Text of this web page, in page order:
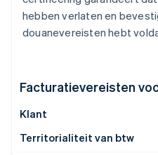
hebben verlaten en
douanevereisten hebt
Facturatievereisten
Klant
Territorialiteit van btw